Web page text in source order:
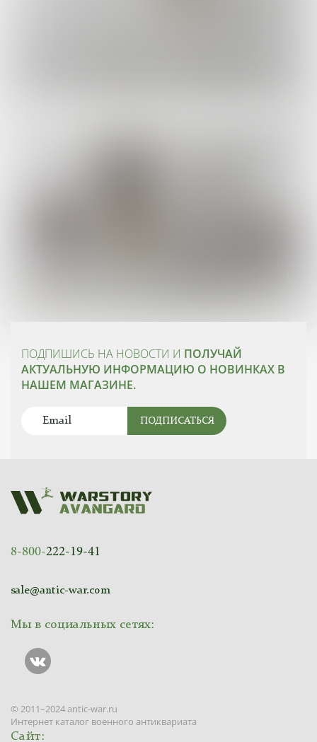
ПОДПИШИСЬ НА НОВОСТИ И ПОЛУЧАЙ
АКТУАЛЬНУЮ ИНФОРМАЦИЮ О НОВИНКАХ В
НАШЕМ МАГАЗИНЕ.
ПОДПИСАТЬСЯ
8-800-222-19-41
sale@antic-war.com
Мы в социальных сетях:
© 2011–2024 antic-war.ru
Интернет каталог военного антиквариата
Сайт: